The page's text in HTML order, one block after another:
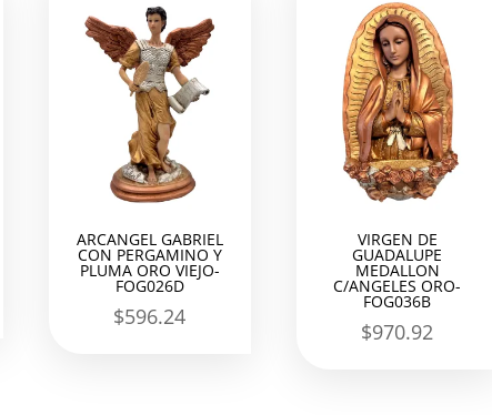
ARCANGEL GABRIEL
CON PERGAMINO Y
PLUMA ORO VIEJO-
FOG026D
$596.24
VIRGEN DE
GUADALUPE
MEDALLON
C/ANGELES ORO-
FOG036B
$970.92